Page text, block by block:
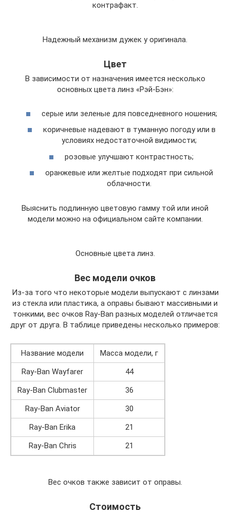
контрафакт.
Надежный механизм дужек у оригинала.
Цвет
В зависимости от назначения имеется несколько
основных цвета линз «Рэй-Бэн»:
серые или зеленые для повседневного ношения;
коричневые надевают в туманную погоду или в
условиях недостаточной видимости;
розовые улучшают контрастность;
оранжевые или желтые подходят при сильной
облачности.
Выяснить подлинную цветовую гамму той или иной
модели можно на официальном сайте компании.
Основные цвета линз.
Вес модели очков
Из-за того что некоторые модели выпускают с линзами
из стекла или пластика, а оправы бывают массивными и
тонкими, вес очков Ray-Ban разных моделей отличается
друг от друга. В таблице приведены несколько примеров:
Название модели
Масса модели, г
Ray-Ban Wayfarer
44
Ray-Ban Clubmaster
36
Ray-Ban Aviator
30
Ray-Ban Erika
21
Ray-Ban Chris
21
Вес очков также зависит от оправы.
Стоимость